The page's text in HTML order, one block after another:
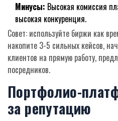
Минусы: Высокая комиссия
высокая конкуренция.
Совет: используйте биржи как
накопите 3-5 сильных кейсов,
клиентов на прямую работу,
посредников.
Портфолио-
за репутацию